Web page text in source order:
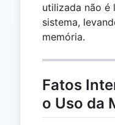
utilizada não é
sistema,
memória.
Fatos
o Uso da